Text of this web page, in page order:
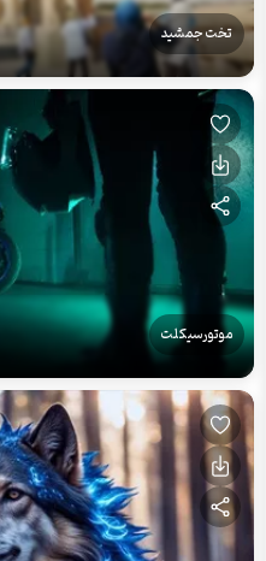
تخت جمشید
موتورسیکلت